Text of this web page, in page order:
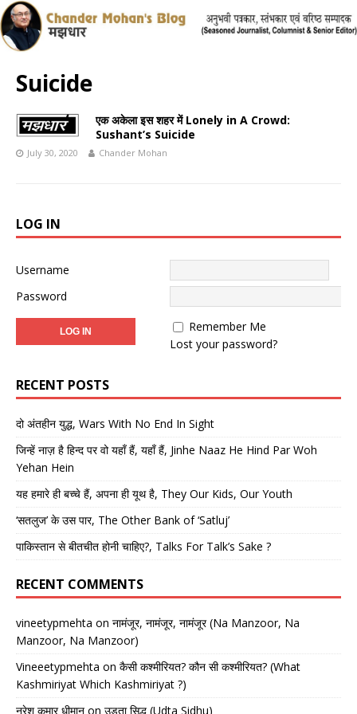
Suicide
एक अकेला इस शहर में Lonely in A Crowd:
Sushant’s Suicide
July 30, 2020 Chander Mohan
LOG IN
Username
Password
Remember Me
Lost your password?
RECENT POSTS
दो अंतहीन युद्ध, Wars With No End In Sight
जिन्हें नाज़ है हिन्द पर वो यहाँ हैं, यहाँ हैं, Jinhe Naaz He Hind Par Woh
Yehan Hein
यह हमारे ही बच्चे हैं, अपना ही यूथ है, They Our Kids, Our Youth
‘सतलुज’ के उस पार, The Other Bank of ‘Satluj’
पाकिस्तान से बीतचीत होनी चाहिए?, Talks For Talk’s Sake ?
RECENT COMMENTS
vineetypmehta on नामंजूर, नामंजूर, नामंजूर (Na Manzoor, Na
Manzoor, Na Manzoor)
Vineeetypmehta on कैसी कश्मीरियत? कौन सी कश्मीरियत? (What
Kashmiriyat Which Kashmiriyat ?)
नरेश कुमार धीमान on उड़ता सिद्धू (Udta Sidhu)